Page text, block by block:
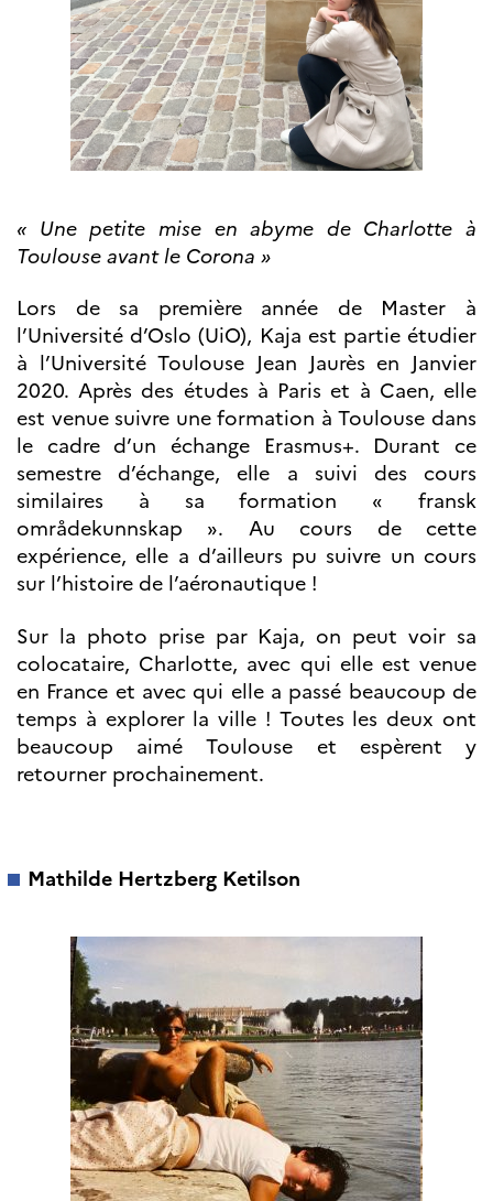
Bourse d’études
French+Sciences
French+Gastronomy et
French+ Hospitality
Témoignages
Institutionnels
France Alumni
RECHERCHE
Programmes de
coopération
Åsgard
PHC Aurora
Åsgard Horizon
Bourses
Arctic Frontiers
Prix FINA
France Excellence
Research
Programme
Norway
Événements
Science Night
Science et
(CCFN)
Rechercher :
« Une petite mise en abyme de Charlotte à
Toulouse avant le Corona »
Lors de sa première année de Master à
l’Université d’Oslo (UiO), Kaja est partie étudier
à l’Université Toulouse Jean Jaurès en Janvier
2020. Après des études à Paris et à Caen, elle
est venue suivre une formation à Toulouse dans
le cadre d’un échange Erasmus+. Durant ce
semestre d’échange, elle a suivi des cours
similaires à sa formation « fransk
områdekunnskap ». Au cours de cette
expérience, elle a d’ailleurs pu suivre un cours
sur l’histoire de l’aéronautique !
Sur la photo prise par Kaja, on peut voir sa
colocataire, Charlotte, avec qui elle est venue
en France et avec qui elle a passé beaucoup de
temps à explorer la ville ! Toutes les deux ont
beaucoup aimé Toulouse et espèrent y
retourner prochainement.
Mathilde Hertzberg Ketilson